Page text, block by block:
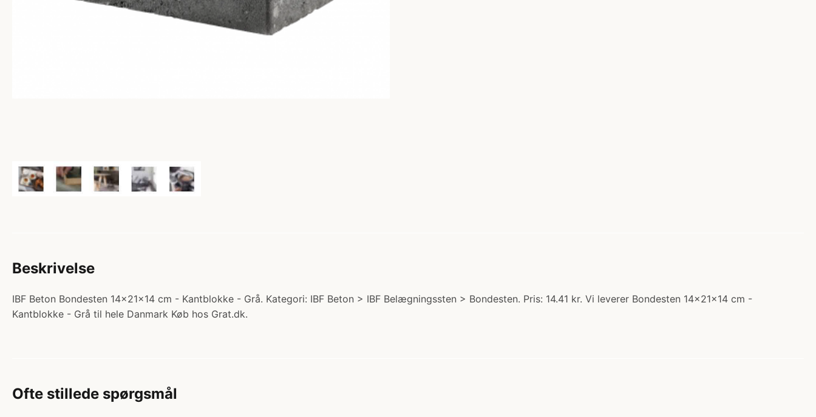
Beskrivelse
IBF Beton Bondesten 14x21x14 cm - Kantblokke - Grå. Kategori: IBF Beton > IBF Belægningssten > Bondesten. Pris: 14.41 kr. Vi leverer Bondesten 14x21x14 cm -
Kantblokke - Grå til hele Danmark Køb hos Grat.dk.
Ofte stillede spørgsmål